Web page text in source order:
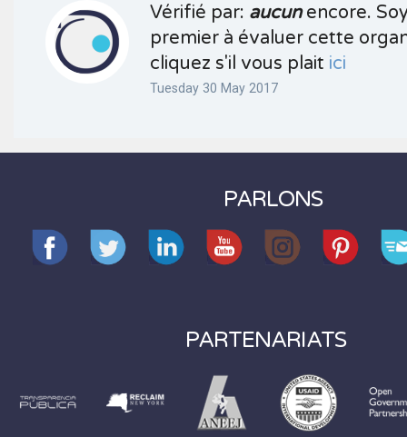
Vérifié par: aucunencore.
premier à évaluer cette
cliquez s'il vous plait ici
Tuesday 30 May 2017
PARLONS
PARTENARIATS